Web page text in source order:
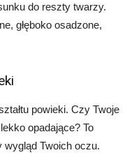
do reszty twarzy.
głęboko osadzone,
powieki. Czy Twoje
opadające? To
wygląd Twoich oczu.